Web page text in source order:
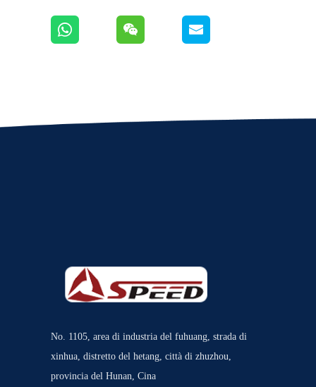
No. 1105, area di industria del fuhuang, strada di
xinhua, distretto del hetang, città di zhuzhou,
provincia del Hunan, Cina